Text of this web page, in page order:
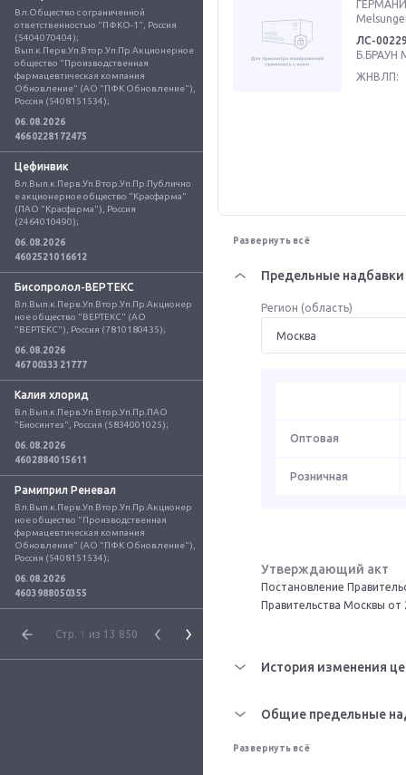
Вл.Общество с ограниченной
ответственностью "ПФКО-1", Россия
(5404070404);
Вып.к.Перв.Уп.Втор.Уп.Пр.Акционерное
общество "Производственная
фармацевтическая компания
Обновление" (АО "ПФК Обновление"),
Россия (5408151534);
06.08.2026
4660228172475
Цефинвик
Вл.Вып.к.Перв.Уп.Втор.Уп.Пр.Публично
е акционерное общество "Красфарма"
(ПАО "Красфарма"), Россия
(2464010490);
06.08.2026
4602521016612
Бисопролол-ВЕРТЕКС
Вл.Вып.к.Перв.Уп.Втор.Уп.Пр.Акционер
ное общество "ВЕРТЕКС" (АО
"ВЕРТЕКС"), Россия (7810180435);
06.08.2026
4670033321777
Калия хлорид
Вл.Вып.к.Перв.Уп.Втор.Уп.Пр.ПАО
"Биосинтез", Россия (5834001025);
06.08.2026
4602884015611
Рамиприл Реневал
Вл.Вып.к.Перв.Уп.Втор.Уп.Пр.Акционер
ное общество "Производственная
фармацевтическая компания
Обновление" (АО "ПФК Обновление"),
Россия (5408151534);
06.08.2026
4603988050355
Стр. 1 из 13 850
ЛС-
Б.БРАУН
ЖНВЛП:
Развернуть всё
Предельные надбавки
Регион (область)
Оптовая
Розничная
Утверждающий акт
Постановление
Правительства Москвы
История изменения
Общие предельные
Развернуть всё